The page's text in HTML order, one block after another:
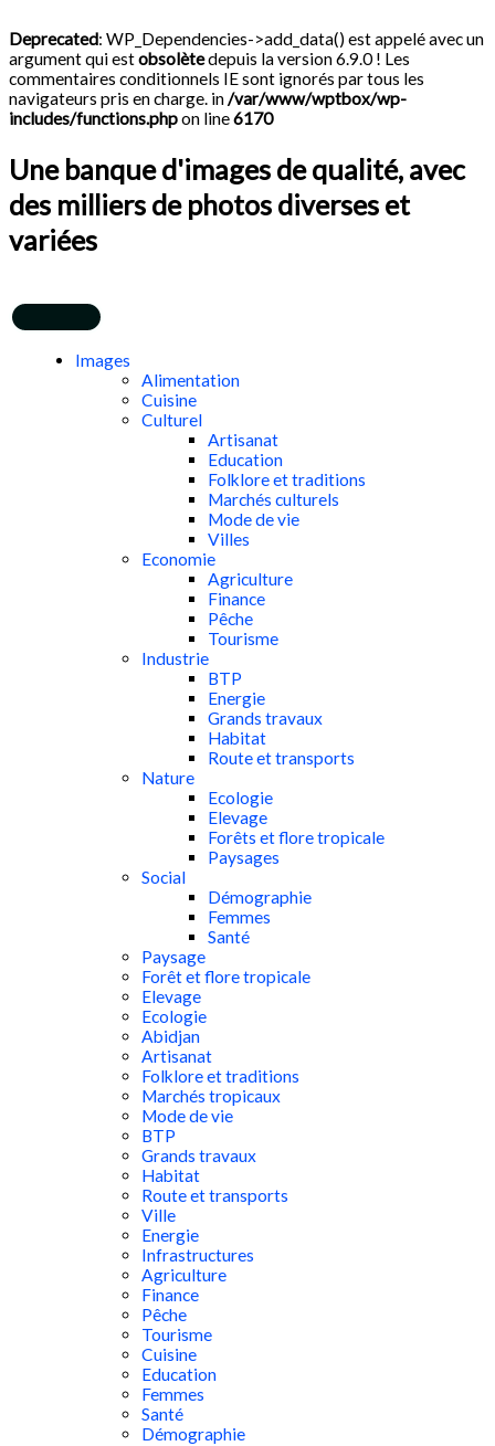
Deprecated: WP_Dependencies->add_data() est appelé avec un
argument qui estobsolètedepuis la version 6.9.0 ! Les
commentaires conditionnels IE sont ignorés par tous les
navigateurs pris en charge. in/var/www/wptbox/wp-
includes/functions.phpon line6170
au
contenu
Une banque d'images de qualité, avec
des milliers de photos diverses et
variées
Images
Alimentation
Cuisine
Culturel
Artisanat
Education
Folklore et traditions
Marchés culturels
Mode de vie
Villes
Economie
Agriculture
Finance
Pêche
Tourisme
Industrie
BTP
Energie
Grands travaux
Habitat
Route et transports
Nature
Ecologie
Elevage
Forêts et flore tropicale
Paysages
Social
Démographie
Femmes
Santé
Paysage
Forêt et flore tropicale
Elevage
Ecologie
Abidjan
Artisanat
Folklore et traditions
Marchés tropicaux
Mode de vie
BTP
Grands travaux
Habitat
Route et transports
Ville
Energie
Infrastructures
Agriculture
Finance
Pêche
Tourisme
Cuisine
Education
Femmes
Santé
Démographie
...